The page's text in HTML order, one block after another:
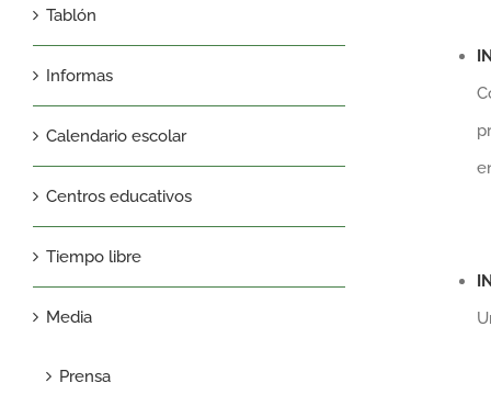
Tablón
Informas
Calendario escolar
Centros educativos
Tiempo libre
Media
Prensa